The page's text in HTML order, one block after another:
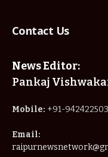
Contact Us
News Editor:
Pankaj
Mobile: +91-
Email: